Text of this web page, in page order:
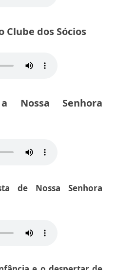
Clube dos Sócios
Nossa Senhora
de Nossa Senhora